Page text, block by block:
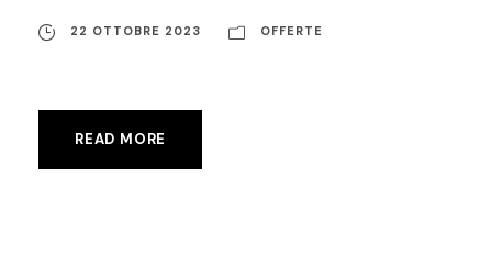
22 OTTOBRE 2023 OFFERTE
READ MORE